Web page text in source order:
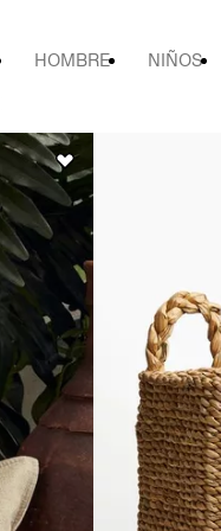
HOMBRE NIÑOS